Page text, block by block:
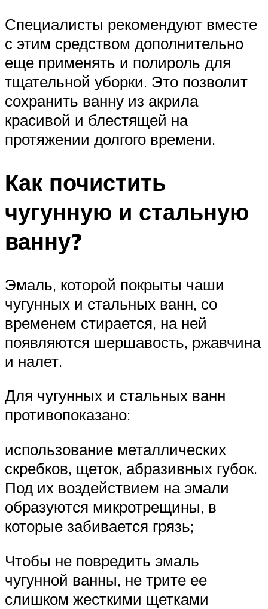
Специалисты рекомендуют вместе
с этим средством дополнительно
еще применять и полироль для
тщательной уборки. Это позволит
сохранить ванну из акрила
красивой и блестящей на
протяжении долгого времени.
Как почистить
чугунную и стальную
ванну?
Эмаль, которой покрыты чаши
чугунных и стальных ванн, со
временем стирается, на ней
появляются шершавость, ржавчина
и налет.
Для чугунных и стальных ванн
противопоказано:
использование металлических
скребков, щеток, абразивных губок.
Под их воздействием на эмали
образуются микротрещины, в
которые забивается грязь;
Чтобы не повредить эмаль
чугунной ванны, не трите ее
слишком жесткими щетками